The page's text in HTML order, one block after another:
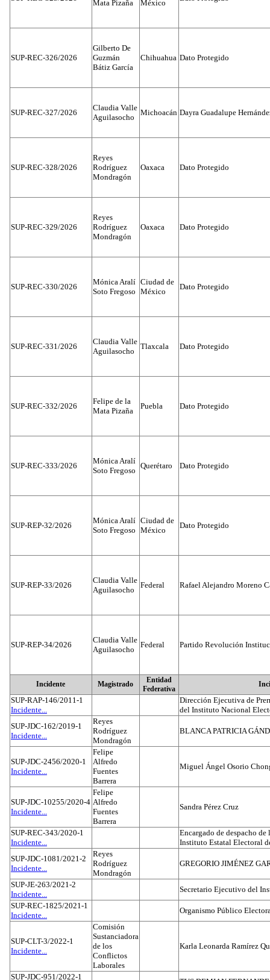
Mata Pizaña
México
SUP-REC-326/2026
Gilberto De
Guzmán
Bátiz García
Chihuahua Dato Protegido
SUP-REC-327/2026
Claudia Valle
Aguilasocho
Michoacán Dayra Guadalupe
SUP-REC-328/2026
Reyes
Rodríguez
Mondragón
Oaxaca Dato Protegido
SUP-REC-329/2026
Reyes
Rodríguez
Mondragón
Oaxaca Dato Protegido
SUP-REC-330/2026
Mónica Aralí
Soto Fregoso
Ciudad de
México
Dato Protegido
SUP-REC-331/2026
Claudia Valle
Aguilasocho
Tlaxcala Dato Protegido
SUP-REC-332/2026
Felipe de la
Mata Pizaña
Puebla Dato Protegido
SUP-REC-333/2026
Mónica Aralí
Soto Fregoso
Querétaro Dato Protegido
SUP-REP-32/2026
Mónica Aralí
Soto Fregoso
Ciudad de
México
Dato Protegido
SUP-REP-33/2026
Claudia Valle
Aguilasocho
Federal Rafael Alejandro Moreno
SUP-REP-34/2026
Claudia Valle
Aguilasocho
Federal Partido Revolución
Incidente Magistrado
Entidad
Federativa
SUP-RAP-146/2011-1
Incidente...
Dirección Ejecutiva de
del Instituto Nacional
SUP-JDC-162/2019-1
Incidente...
Reyes
Rodríguez
Mondragón
BLANCA PATRICIA
SUP-JDC-2456/2020-1
Incidente...
Felipe
Alfredo
Fuentes
Barrera
Miguel Ángel Osorio
SUP-JDC-10255/2020-4
Incidente...
Felipe
Alfredo
Fuentes
Barrera
Sandra Pérez Cruz
SUP-REC-343/2020-1
Incidente...
Encargado de despacho
Instituto Estatal Electoral
SUP-JDC-1081/2021-2
Incidente...
Reyes
Rodríguez
Mondragón
GREGORIO JIMÉNEZ
SUP-JE-263/2021-2
Incidente...
Secretario Ejecutivo del
SUP-REC-1825/2021-1
Incidente...
Organismo Público
SUP-CLT-3/2022-1
Incidente...
Comisión
Sustanciadora
de los
Conflictos
Laborales
Karla Leonarda Ramírez
SUP-JDC-951/2022-1